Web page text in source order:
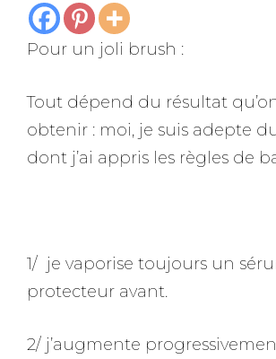
Pour un joli brush :
Tout dépend du résultat
obtenir : moi, je suis adepte
dont j’ai appris les règles de
1/ je vaporise toujours un
protecteur avant.
2/ j’augmente